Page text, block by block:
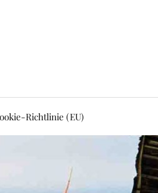
Richtlinie (EU)